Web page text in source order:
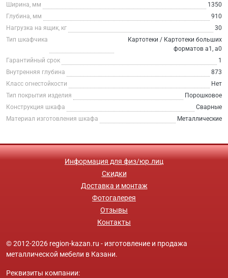
Ширина, мм
1350
Глубина, мм
910
Нагрузка на ящик, кг
30
Тип шкафчика
Картотеки / Картотеки больших
форматов а1, а0
Гарантийный срок
1
Внутренняя глубина
873
Класс огнестойкости
Нет
Тип покрытия изделия
Порошковое
Конструкция шкафа
Сварные
Материал изготовления шкафа
Металлические
Информация для физ/юр.лиц
Скидки
Доставка и монтаж
Фотогалерея
Отзывы
Контакты
© 2012-2026 region-kazan.ru - изготовление и продажа
металлической мебели в Казани.
Реквизиты компании: